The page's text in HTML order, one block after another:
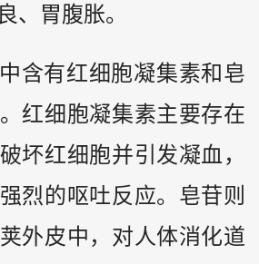
、胃腹胀。
含有红细胞凝集素和皂
红细胞凝集素主要存在
坏红细胞并引发凝血，
烈的呕吐反应。皂苷则
外皮中，对人体消化道